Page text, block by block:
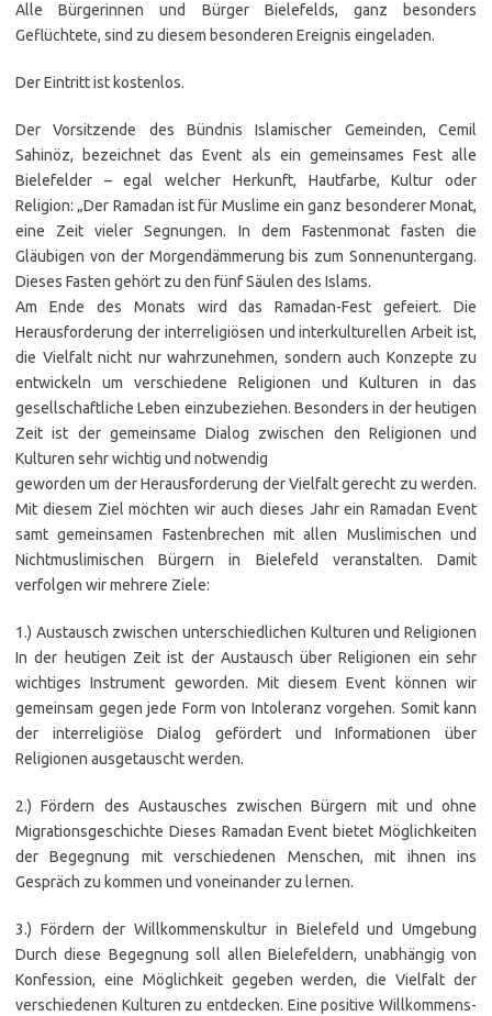
Alle Bürgerinnen und Bürger Bielefelds, ganz besonders
Geflüchtete, sind zu diesem besonderen Ereignis eingeladen.
Der Eintritt ist kostenlos.
Der Vorsitzende des Bündnis Islamischer Gemeinden, Cemil
Sahinöz, bezeichnet das Event als ein gemeinsames Fest alle
Bielefelder – egal welcher Herkunft, Hautfarbe, Kultur oder
Religion: „Der Ramadan ist für Muslime ein ganz besonderer Monat,
eine Zeit vieler Segnungen. In dem Fastenmonat fasten die
Gläubigen von der Morgendämmerung bis zum Sonnenuntergang.
Dieses Fasten gehört zu den fünf Säulen des Islams.
Am Ende des Monats wird das Ramadan-Fest gefeiert. Die
Herausforderung der interreligiösen und interkulturellen Arbeit ist,
die Vielfalt nicht nur wahrzunehmen, sondern auch Konzepte zu
entwickeln um verschiedene Religionen und Kulturen in das
gesellschaftliche Leben einzubeziehen. Besonders in der heutigen
Zeit ist der gemeinsame Dialog zwischen den Religionen und
Kulturen sehr wichtig und notwendig
geworden um der Herausforderung der Vielfalt gerecht zu werden.
Mit diesem Ziel möchten wir auch dieses Jahr ein Ramadan Event
samt gemeinsamen Fastenbrechen mit allen Muslimischen und
Nichtmuslimischen Bürgern in Bielefeld veranstalten. Damit
verfolgen wir mehrere Ziele:
1.) Austausch zwischen unterschiedlichen Kulturen und Religionen
In der heutigen Zeit ist der Austausch über Religionen ein sehr
wichtiges Instrument geworden. Mit diesem Event können wir
gemeinsam gegen jede Form von Intoleranz vorgehen. Somit kann
der interreligiöse Dialog gefördert und Informationen über
Religionen ausgetauscht werden.
2.) Fördern des Austausches zwischen Bürgern mit und ohne
Migrationsgeschichte Dieses Ramadan Event bietet Möglichkeiten
der Begegnung mit verschiedenen Menschen, mit ihnen ins
Gespräch zu kommen und voneinander zu lernen.
3.) Fördern der Willkommenskultur in Bielefeld und Umgebung
Durch diese Begegnung soll allen Bielefeldern, unabhängig von
Konfession, eine Möglichkeit gegeben werden, die Vielfalt der
verschiedenen Kulturen zu entdecken. Eine positive Willkommens-